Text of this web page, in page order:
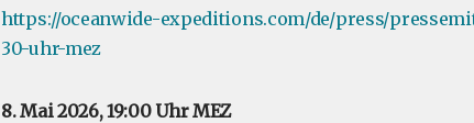
https://oceanwide-expeditions.com/de/press/
30-uhr-mez
8. Mai 2026, 19:00 Uhr MEZ